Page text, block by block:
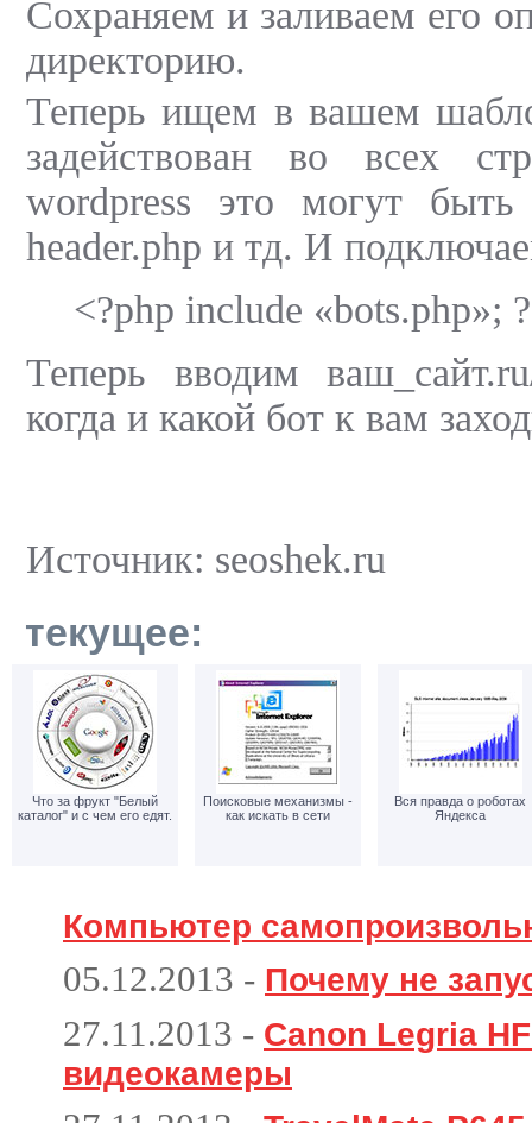
Сохраняем и заливаем его
директорию.
Теперь ищем в вашем
задействован во всех
wordpress это могут
header.php и тд. И
<?php include «bots.php»;
Теперь вводим
когда и какой бот к вам
Источник: seoshek.ru
текущее:
Что за фрукт "Белый
каталог" и с чем его едят.
Поисковые механизмы -
как искать в сети
Вся правда о роботах
Яндекса
Компьютер
05.12.2013 - Почему не
27.11.2013 - Canon Legria
видеокамеры